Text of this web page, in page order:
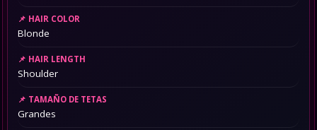
HAIR COLOR
Blonde
HAIR LENGTH
Shoulder
TAMAÑO DE TETAS
Grandes